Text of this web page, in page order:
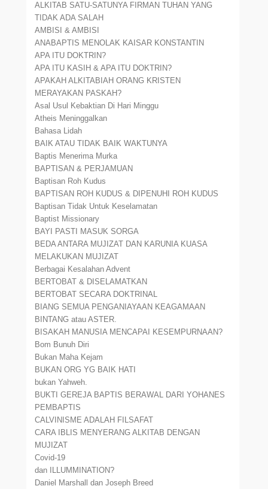
ALKITAB SATU-SATUNYA FIRMAN TUHAN YANG
TIDAK ADA SALAH
AMBISI & AMBISI
ANABAPTIS MENOLAK KAISAR KONSTANTIN
APA ITU DOKTRIN?
APA ITU KASIH & APA ITU DOKTRIN?
APAKAH ALKITABIAH ORANG KRISTEN
MERAYAKAN PASKAH?
Asal Usul Kebaktian Di Hari Minggu
Atheis Meninggalkan
Bahasa Lidah
BAIK ATAU TIDAK BAIK WAKTUNYA
Baptis Menerima Murka
BAPTISAN & PERJAMUAN
Baptisan Roh Kudus
BAPTISAN ROH KUDUS & DIPENUHI ROH KUDUS
Baptisan Tidak Untuk Keselamatan
Baptist Missionary
BAYI PASTI MASUK SORGA
BEDA ANTARA MUJIZAT DAN KARUNIA KUASA
MELAKUKAN MUJIZAT
Berbagai Kesalahan Advent
BERTOBAT & DISELAMATKAN
BERTOBAT SECARA DOKTRINAL
BIANG SEMUA PENGANIAYAAN KEAGAMAAN
BINTANG atau ASTER.
BISAKAH MANUSIA MENCAPAI KESEMPURNAAN?
Bom Bunuh Diri
Bukan Maha Kejam
BUKAN ORG YG BAIK HATI
bukan Yahweh.
BUKTI GEREJA BAPTIS BERAWAL DARI YOHANES
PEMBAPTIS
CALVINISME ADALAH FILSAFAT
CARA IBLIS MENYERANG ALKITAB DENGAN
MUJIZAT
Covid-19
dan ILLUMMINATION?
Daniel Marshall dan Joseph Breed